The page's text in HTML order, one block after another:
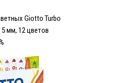
Giotto Turbo
мм, 12 цветов